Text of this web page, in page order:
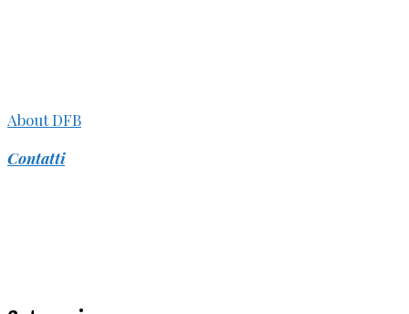
About DFB
Contatti